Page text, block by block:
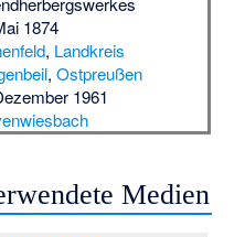
1874
, Landkreis
,Ostpreußen
1961
Medien